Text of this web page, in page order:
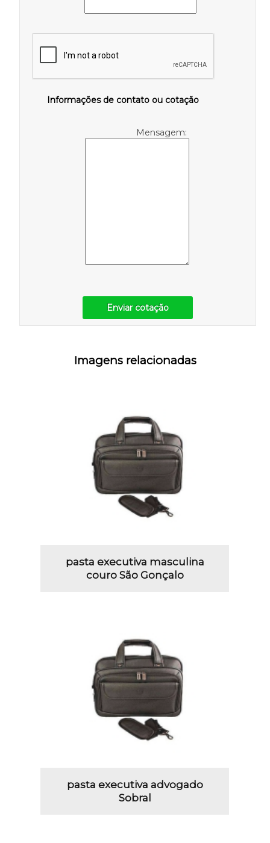
Informações de contato ou cotação
Mensagem:
Enviar cotação
Imagens relacionadas
pasta executiva masculina
couro São Gonçalo
pasta executiva advogado
Sobral